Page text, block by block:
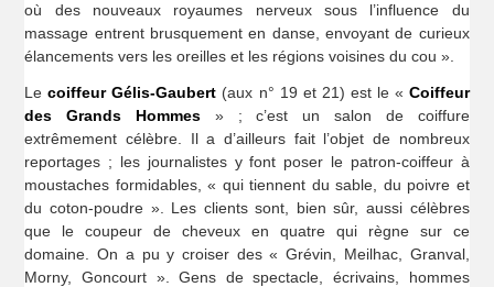
où des nouveaux royaumes nerveux sous l’influence du
massage entrent brusquement en danse, envoyant de curieux
élancements vers les oreilles et les régions voisines du cou ».
Lecoiffeur Gélis-Gaubert (aux n° 19 et 21) est le « Coiffeur
des Grands Hommes » ; c’est un salon de coiffure
extrêmement célèbre. Il a d’ailleurs fait l’objet de nombreux
reportages ; les journalistes y font poser le patron-coiffeur à
moustaches formidables, « qui tiennent du sable, du poivre et
du coton-poudre ». Les clients sont, bien sûr, aussi célèbres
que le coupeur de cheveux en quatre qui règne sur ce
domaine. On a pu y croiser des « Grévin, Meilhac, Granval,
Morny, Goncourt ». Gens de spectacle, écrivains, hommes